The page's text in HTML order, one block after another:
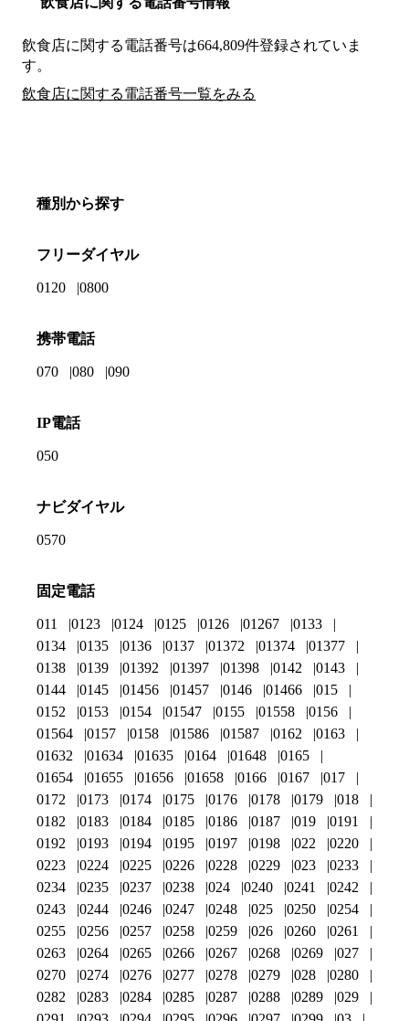
飲食店に関する電話番号は664,809件登録されていま
す。
飲食店に関する電話番号一覧をみる
種別から探す
フリーダイヤル
0120 0800
携帯電話
070 080 090
IP電話
050
ナビダイヤル
0570
固定電話
011 0123 0124 0125 0126 01267
0133
0134
0135 0136 0137 01372 01374
01377
0138
0139 01392 01397 01398 0142
0143
0144
0145 01456 01457 0146 01466
015
0152
0153 0154 01547 0155 01558
0156
01564
0157 0158 01586 01587 0162
0163
01632
01634 01635 0164 01648
0165
01654
01655 01656 01658 0166 0167
017
0172
0173 0174 0175 0176 0178 0179
018
0182
0183 0184 0185 0186 0187 019
0191
0192
0193 0194 0195 0197 0198 022
0220
0223
0224 0225 0226 0228 0229 023
0233
0234
0235 0237 0238 024 0240 0241
0242
0243
0244 0246 0247 0248 025 0250
0254
0255
0256 0257 0258 0259 026 0260
0261
0263
0264 0265 0266 0267 0268 0269
027
0270
0274 0276 0277 0278 0279 028
0280
0282
0283 0284 0285 0287 0288 0289
029